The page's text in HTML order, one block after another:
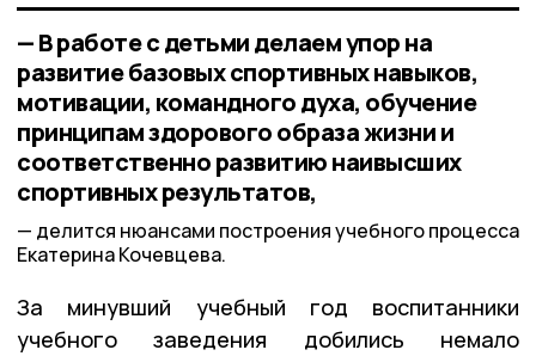
— В работе с детьми делаем упор на
развитие базовых спортивных навыков,
мотивации, командного духа, обучение
принципам здорового образа жизни и
соответственно развитию наивысших
спортивных результатов,
делится нюансами построения учебного процесса
Екатерина Кочевцева.
За минувший учебный год воспитанники
учебного заведения добились немало